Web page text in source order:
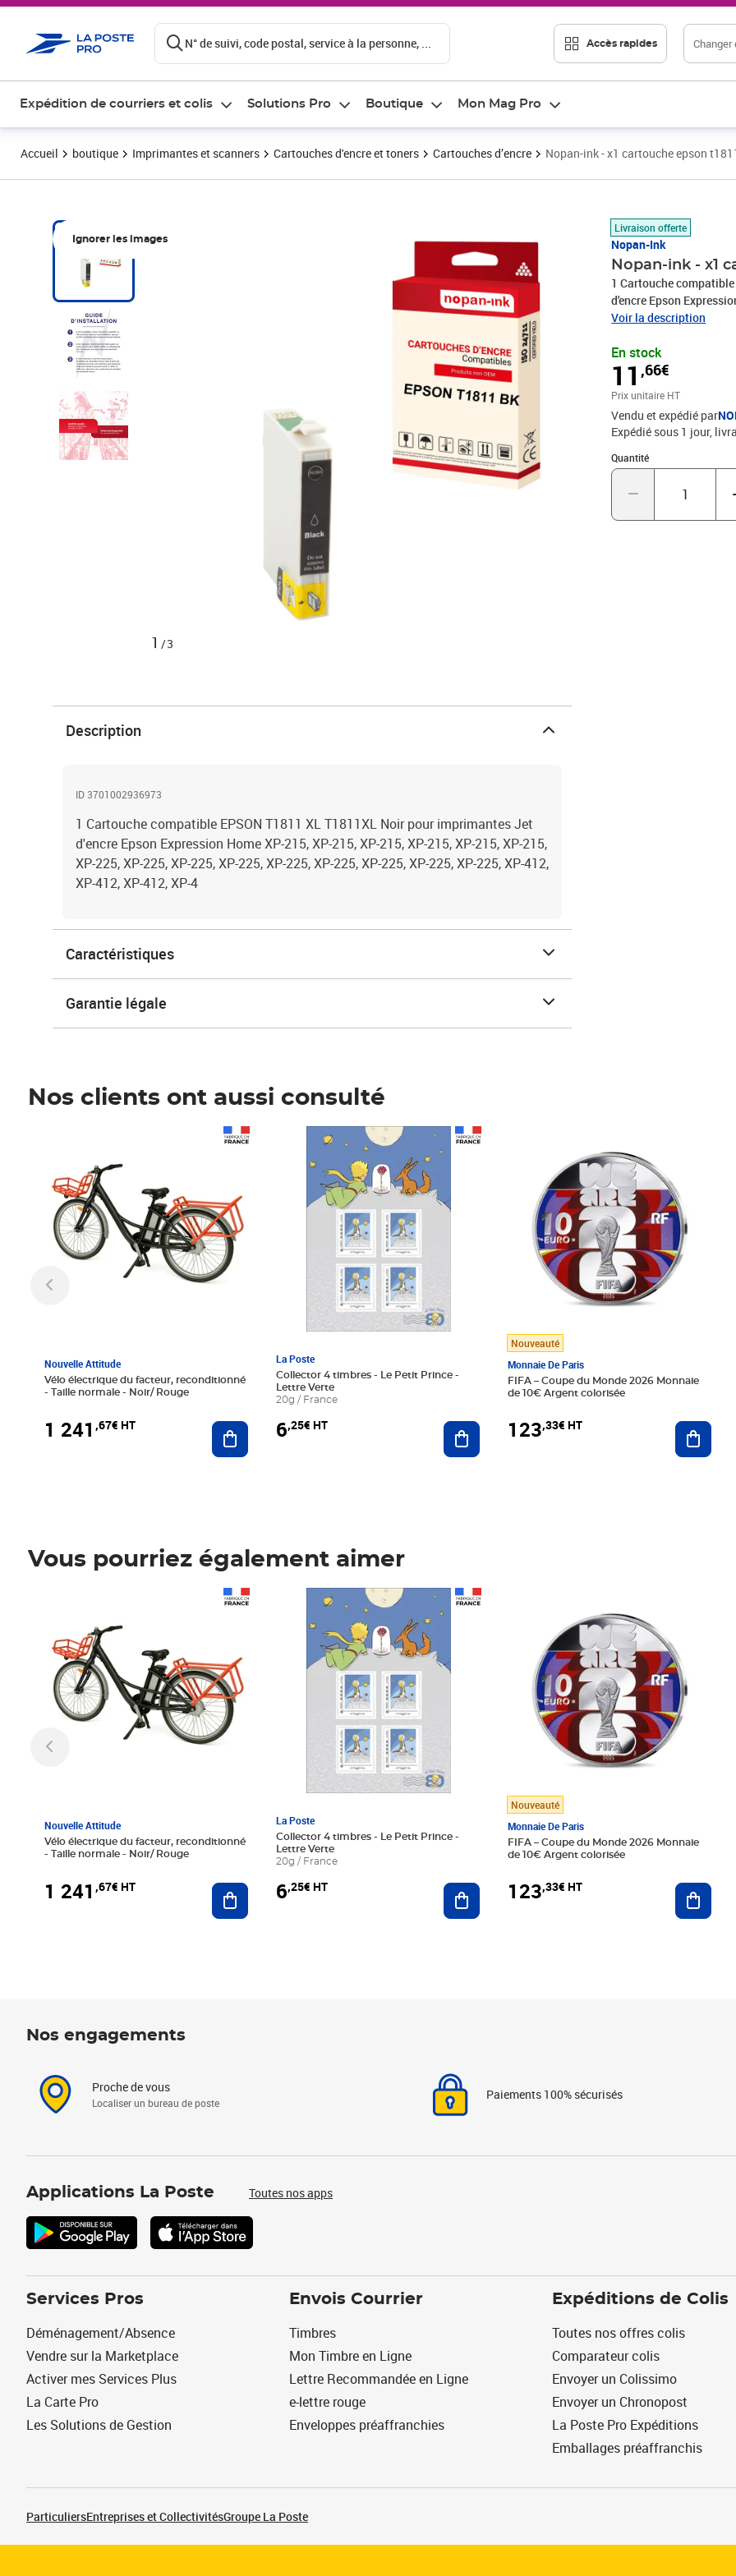
N° de suivi, code postal, service à la personne, ... Accès rapides Changer
Expédition de courriers et colis Solutions Pro Boutique Mon Mag Pro
Accueil boutique Imprimantes et scanners Cartouches d'encre et toners Cartouches d’encre Nopan-ink - x1 cartouche epson
Ignorer les images
1 /3
Livraison offerte
Nopan-Ink
Nopan-ink - x1
1 Cartouche
d'encre Epson
XP-225, XP-225, XP-
Voir la description
En stock
11,66€
Prix 11,66€
Prix unitaire HT
Vendu et expédié par
Expédié sous 1 jour
Quantité
Quantité : 1
Description
ID 3701002936973
1 Cartouche compatible EPSON T1811 XL T1811XL Noir pour imprimantes Jet
d'encre Epson Expression Home XP-215, XP-215, XP-215, XP-215, XP-215, XP-215,
XP-225, XP-225, XP-225, XP-225, XP-225, XP-225, XP-225, XP-225, XP-225, XP-412,
XP-412, XP-412, XP-4
Caractéristiques
Garantie légale
Nos clients ont aussi consulté
Nouvelle Attitude
Vélo électrique du facteur, reconditionné
- Taille normale - Noir/ Rouge
1 241 ,67€ HT Ajouter au panier
La Poste
Collector 4 timbres - Le Petit Prince -
Lettre Verte
20g / France
6,25€ HT
Prix 6,25€ HT
Ajouter au panier
Nouveauté
Monnaie De Paris
FIFA – Coupe du Monde 2026 Monnaie
de 10€ Argent colorisée
123,33€ HT
Vous pourriez également aimer
Nouvelle Attitude
Vélo électrique du facteur, reconditionné
- Taille normale - Noir/ Rouge
1 241 ,67€ HT Ajouter au panier
La Poste
Collector 4 timbres - Le Petit Prince -
Lettre Verte
20g / France
6,25€ HT
Prix 6,25€ HT
Ajouter au panier
Nouveauté
Monnaie De Paris
FIFA – Coupe du Monde 2026 Monnaie
de 10€ Argent colorisée
123,33€ HT
Nos engagements
Proche de vous
Localiser un bureau de poste
Paiements 100% sécurisés
Applications La Poste Toutes nos apps
Services Pros
Déménagement/Absence
Vendre sur la Marketplace
Activer mes Services Plus
La Carte Pro
Les Solutions de Gestion
Envois Courrier
Timbres
Mon Timbre en Ligne
Lettre Recommandée en Ligne
e-lettre rouge
Enveloppes préaffranchies
Expéditions de Colis
Toutes nos offres colis
Comparateur colis
Envoyer un Colissimo
Envoyer un Chronopost
La Poste Pro Expéditions
Emballages préaffranchis
ParticuliersEntreprises et CollectivitésGroupe La Poste